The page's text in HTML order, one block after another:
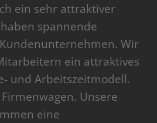
ein sehr attraktiver
spannende
Wir
ein attraktives
und Arbeitszeitmodell.
Unsere
eine